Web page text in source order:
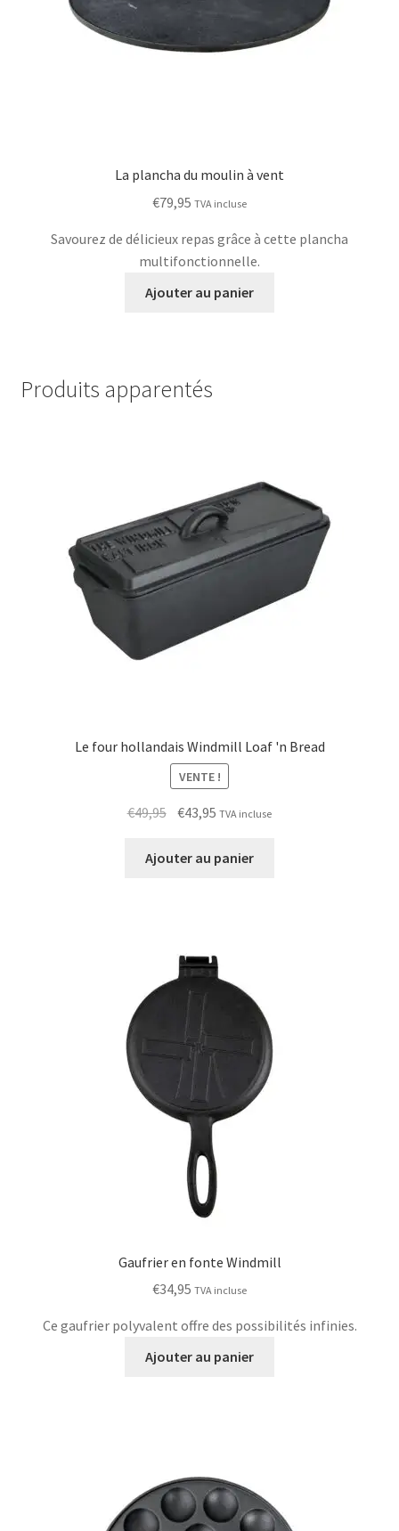
La plancha du moulin à vent
€79,95 TVA incluse
Savourez de délicieux repas grâce à cette plancha
multifonctionnelle.
Ajouter au panier
Produits apparentés
Le four hollandais Windmill Loaf 'n Bread
VENTE !
€49,95 Le
initial
€43,95 Le
actuel
TVA incluse
Ajouter au panier
Gaufrier en fonte Windmill
€34,95 TVA incluse
Ce gaufrier polyvalent offre des possibilités infinies.
Ajouter au panier